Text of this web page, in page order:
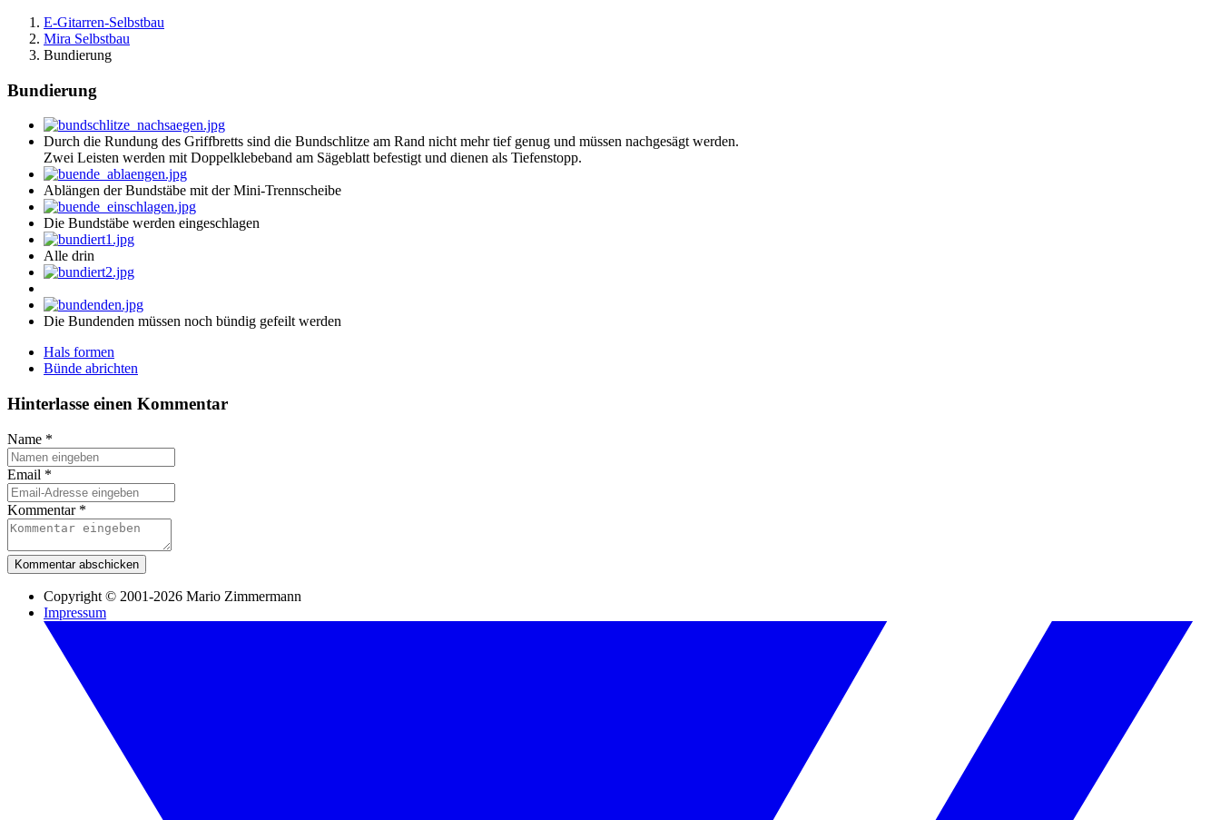
E-Gitarren-Selbstbau
Mira Selbstbau
Bundierung
Bundierung
Durch die Rundung des Griffbretts sind die Bundschlitze am Rand nicht mehr tief genug und müssen nachgesägt werden.
Zwei Leisten werden mit Doppelklebeband am Sägeblatt befestigt und dienen als Tiefenstopp.
Ablängen der Bundstäbe mit der Mini-Trennscheibe
Die Bundstäbe werden eingeschlagen
Alle drin
Die Bundenden müssen noch bündig gefeilt werden
Hals formen
Bünde abrichten
Hinterlasse einen Kommentar
Name *
Email *
Kommentar *
Kommentar abschicken
Copyright © 2001-2026 Mario Zimmermann
Impressum